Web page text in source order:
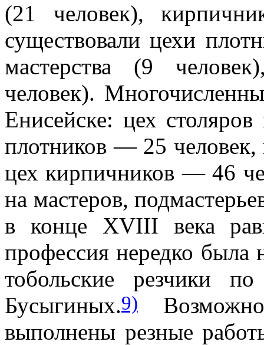
(21 человек),
существовали цехи
мастерства (9
человек).
Енисейске: цех
плотников — 25
цех кирпичников — 46
на мастеров,
в конце XVIII века
профессия нередко была
тобольские резчики
Бусыгиных.9)
выполнены резные